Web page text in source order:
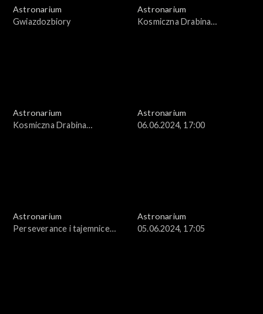
Astronarium
Gwiazdozbiory
Astronarium
Kosmiczna Drabina
Astronarium
Kosmiczna Drabina
Astronarium
06.06.2024, 17:00
Astronarium
Perseverance i tajemnice
Astronarium
05.06.2024, 17:05